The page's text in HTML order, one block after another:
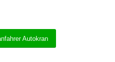
Autokran